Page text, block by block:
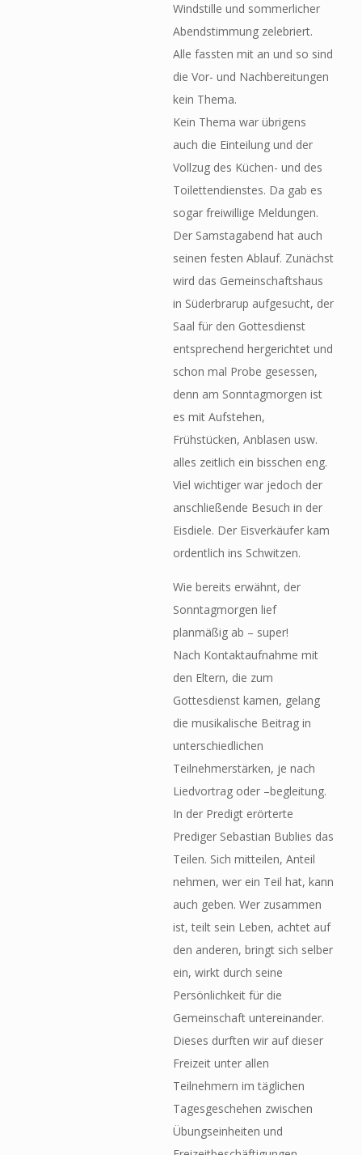
Windstille und sommerlicher
Abendstimmung zelebriert.
Alle fassten mit an und so sind
die Vor- und Nachbereitungen
kein Thema.
Kein Thema war übrigens
auch die Einteilung und der
Vollzug des Küchen- und des
Toilettendienstes. Da gab es
sogar freiwillige Meldungen.
Der Samstagabend hat auch
seinen festen Ablauf. Zunächst
wird das Gemeinschaftshaus
in Süderbrarup aufgesucht, der
Saal für den Gottesdienst
entsprechend hergerichtet und
schon mal Probe gesessen,
denn am Sonntagmorgen ist
es mit Aufstehen,
Frühstücken, Anblasen usw.
alles zeitlich ein bisschen eng.
Viel wichtiger war jedoch der
anschließende Besuch in der
Eisdiele. Der Eisverkäufer kam
ordentlich ins Schwitzen.
Wie bereits erwähnt, der
Sonntagmorgen lief
planmäßig ab – super!
Nach Kontaktaufnahme mit
den Eltern, die zum
Gottesdienst kamen, gelang
die musikalische Beitrag in
unterschiedlichen
Teilnehmerstärken, je nach
Liedvortrag oder –begleitung.
In der Predigt erörterte
Prediger Sebastian Bublies das
Teilen. Sich mitteilen, Anteil
nehmen, wer ein Teil hat, kann
auch geben. Wer zusammen
ist, teilt sein Leben, achtet auf
den anderen, bringt sich selber
ein, wirkt durch seine
Persönlichkeit für die
Gemeinschaft untereinander.
Dieses durften wir auf dieser
Freizeit unter allen
Teilnehmern im täglichen
Tagesgeschehen zwischen
Übungseinheiten und